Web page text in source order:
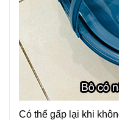
Có thể gấp lại khi